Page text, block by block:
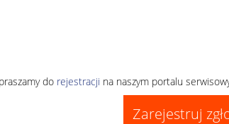
do rejestracji na naszym portalu
Zarejestruj